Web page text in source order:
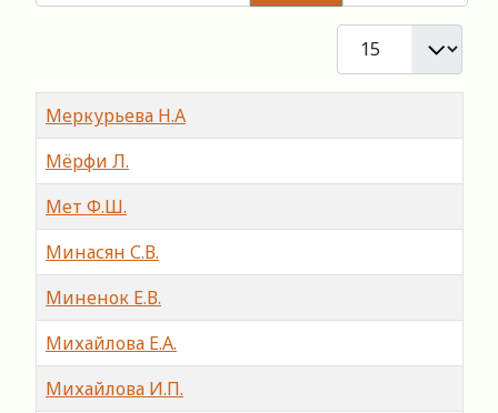
Кол-во строк:
Заголовок
Меркурьева Н.А
Мёрфи Л.
Мет Ф.Ш.
Минасян С.В.
Миненок Е.В.
Михайлова Е.А.
Михайлова И.П.